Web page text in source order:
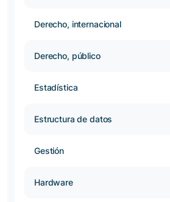
Derecho, internacional
Derecho, público
Estadística
Estructura de datos
Gestión
Hardware